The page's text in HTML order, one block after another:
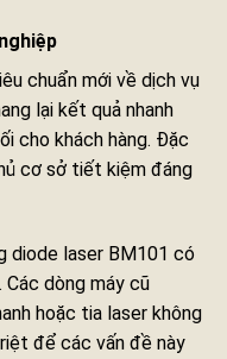
chuẩn mới về dịch vụ
lại kết quả nhanh
cho khách hàng. Đặc
cơ sở tiết kiệm đáng
diode laser BM101 có
dòng máy cũ
hoặc tia laser không
để các vấn đề này